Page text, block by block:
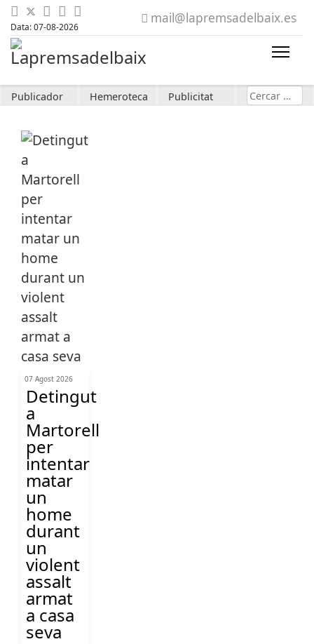
Data: 07-08-2026
mail@lapremsadelbaix.es
Publicador Hemeroteca Publicitat Cerca
07 Agost 2026
Detingut
a
Martorell
per
intentar
matar
un
home
durant
un
violent
assalt
armat
a casa
seva